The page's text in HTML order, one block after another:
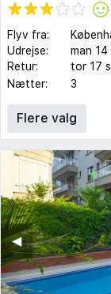
Flyv fra:
Udrejse:
man 14
Retur:
tor 17
Nætter:
3
Flere valg
◀︎